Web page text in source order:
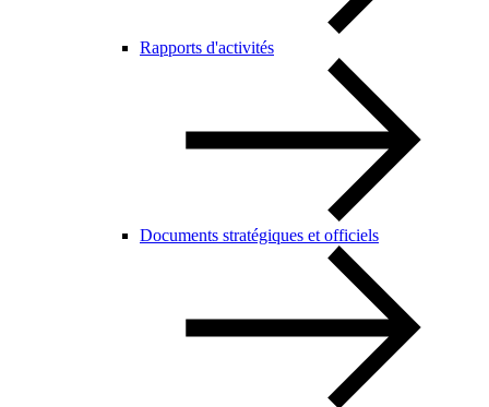
Rapports d'activités
Documents stratégiques et officiels